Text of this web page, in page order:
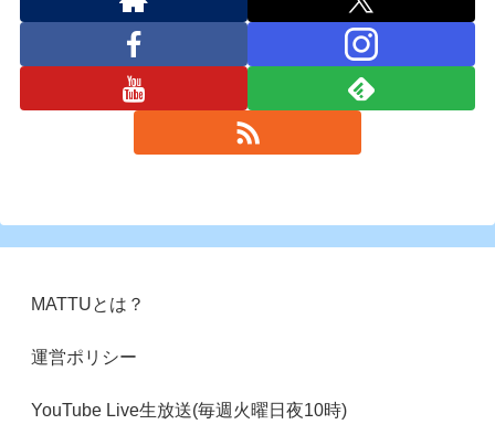
MATTUとは？
運営ポリシー
YouTube Live生放送(毎週火曜日夜10時)